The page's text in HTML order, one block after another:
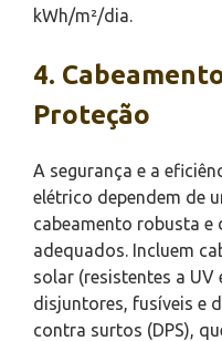
kWh/m²/dia.
4.
Proteção
A segurança e a
elétrico dependem de
cabeamento robusta
adequados. Incluem
solar (resistentes a UV
disjuntores, fusíveis e
contra surtos (DPS),